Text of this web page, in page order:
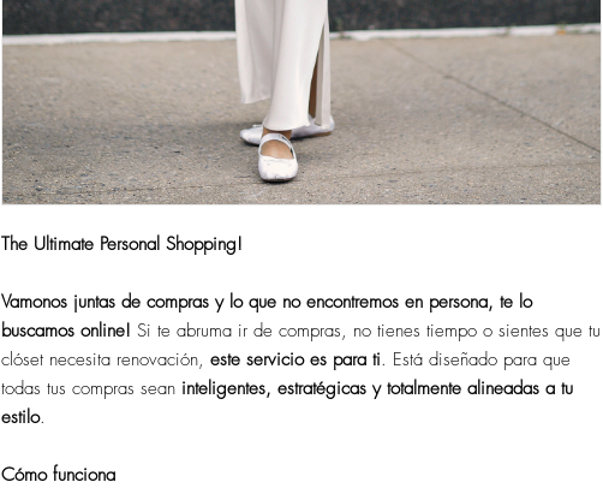
The Ultimate Personal Shopping!
Vamonos juntas de compras y lo que no encontremos en persona, te lo
buscamos online! Si te abruma ir de compras, no tienes tiempo o sientes que tu
clóset necesita renovación, este servicio es para ti. Está diseñado para que
todas tus compras sean inteligentes, estratégicas y totalmente alineadas a tu
estilo.
Cómo funciona